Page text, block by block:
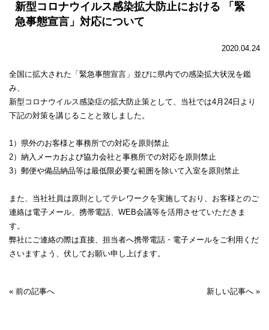
新型コロナウイルス感染拡大防止における 「緊
急事態宣言」対応について
2020.04.24
全国に拡大された「緊急事態宣言」並びに県内での感染拡大状況を鑑
み、
新型コロナウイルス感染症の拡大防止策として、当社では4月24日より
下記の対策を講じることと致しました。
1）県外のお客様と事務所での対応を原則禁止
2）納入メーカおよび協力会社と事務所での対応を原則禁止
3）郵便や備品納品等は最低限必要な範囲を除いて入室を原則禁止
また、当社社員は原則としてテレワークを実施しており、お客様とのご
連絡は電子メール、携帯電話、WEB会議等を活用させていただきま
す。
弊社にご連絡の際は直接、担当者へ携帯電話・電子メールをご利用くだ
さいますよう、伏してお願い申し上げます。
« 前の記事へ 新しい記事へ »